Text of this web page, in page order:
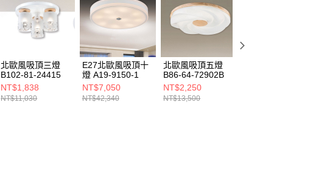
形，恩沛科技股份有限公司將有權停止該用戶之使用額度並採取法律行
動。
北歐風吸頂三燈
B102-81-24415
NT$1,838
NT$11,030
E27北歐風吸頂十
燈 A19-9150-1
NT$7,050
NT$42,340
北歐風吸頂五燈
B86-64-72902B
NT$2,250
NT$13,500